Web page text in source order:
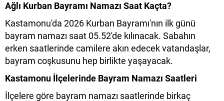
Ağlı​ Kurban Bayramı Namazı Saat Kaçta?
Kastamonu'da 2026 Kurban Bayramı'nın ilk günü
bayram namazı saat 05.52'de kılınacak. Sabahın
erken saatlerinde camilere akın edecek vatandaşlar,
bayram coşkusunu hep birlikte yaşayacak.
Kastamonu İlçelerinde Bayram Namazı Saatleri
İlçelere göre bayram namazı saatlerinde birkaç